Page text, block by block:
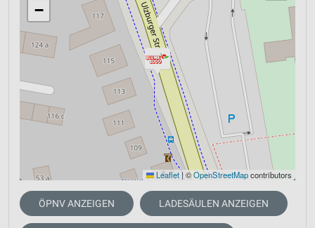
−
Leaflet|©OpenStreetMapcontributors
ÖPNV ANZEIGEN LADESÄULEN ANZEIGEN